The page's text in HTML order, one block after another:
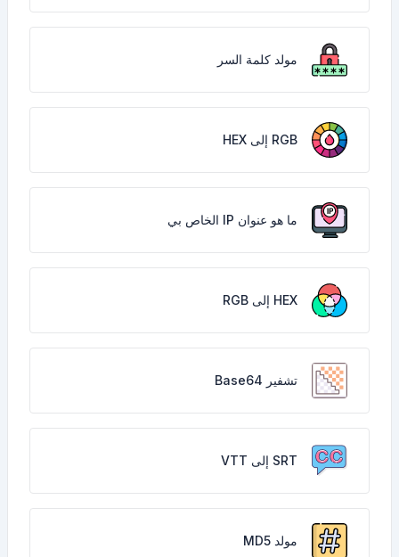
مولد كلمة السر
RGB إلى HEX
ما هو عنوان IP الخاص بي
HEX إلى RGB
تشفير Base64
SRT إلى VTT
مولد MD5